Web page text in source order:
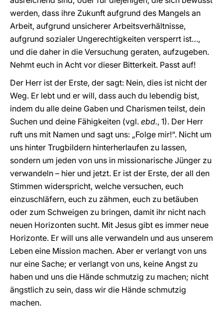
werden, dass ihre Zukunft aufgrund des Mangels an
Arbeit, aufgrund unsicherer Arbeitsverhältnisse,
aufgrund sozialer Ungerechtigkeiten versperrt ist…,
und die daher in die Versuchung geraten, aufzugeben.
Nehmt euch in Acht vor dieser Bitterkeit. Passt auf!
Der Herr ist der Erste, der sagt: Nein, dies ist nicht der
Weg. Er lebt und er will, dass auch du lebendig bist,
indem du alle deine Gaben und Charismen teilst, dein
Suchen und deine Fähigkeiten (vgl. ebd., 1). Der Herr
ruft uns mit Namen und sagt uns: „Folge mir!“. Nicht um
uns hinter Trugbildern hinterherlaufen zu lassen,
sondern um jeden von uns in missionarische Jünger zu
verwandeln – hier und jetzt. Er ist der Erste, der all den
Stimmen widerspricht, welche versuchen, euch
einzuschläfern, euch zu zähmen, euch zu betäuben
oder zum Schweigen zu bringen, damit ihr nicht nach
neuen Horizonten sucht. Mit Jesus gibt es immer neue
Horizonte. Er will uns alle verwandeln und aus unserem
Leben eine Mission machen. Aber er verlangt von uns
nur eine Sache; er verlangt von uns, keine Angst zu
haben und uns die Hände schmutzig zu machen; nicht
ängstlich zu sein, dass wir die Hände schmutzig
machen.